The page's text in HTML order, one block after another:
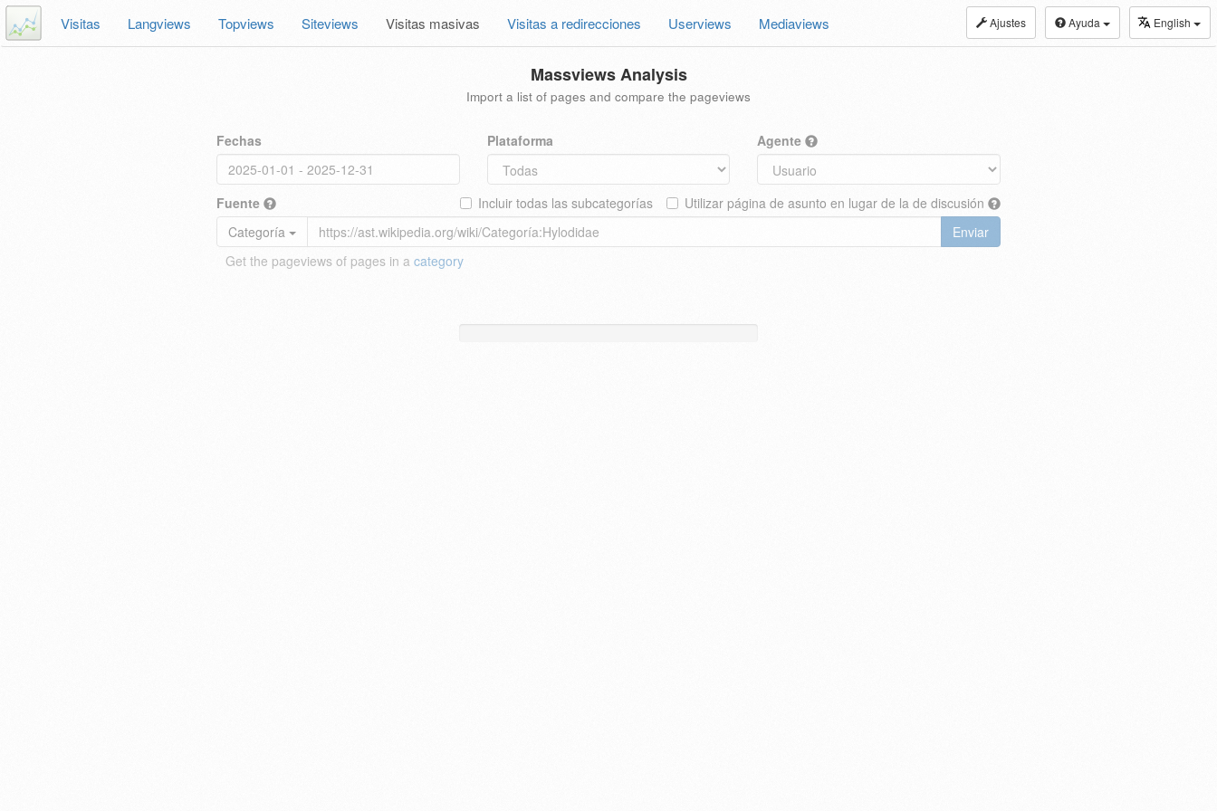
Ajustes Ayuda English
Visitas Langviews Topviews Siteviews Visitas masivas Visitas a redirecciones Userviews Mediaviews
Massviews Analysis
Import a list of pages and compare the pageviews
Fechas Plataforma Agente
Fuente Utilizar página de asunto en lugar de la de discusión
Incluir todas las subcategorías
Categoría
Enviar
Get the pageviews of pages in a category